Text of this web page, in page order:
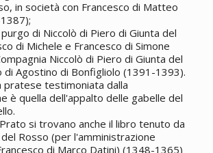
in società con Francesco di Matteo
di Niccolò di Piero di Giunta del
di Michele e Francesco di Simone
Niccolò di Piero di Giunta del
di Agostino di Bonfigliolo (1391-1393).
pratese testimoniata dalla
è quella dell'appalto delle gabelle del
si trovano anche il libro tenuto da
Rosso (per l'amministrazione
di Marco Datini) (1348-1365)